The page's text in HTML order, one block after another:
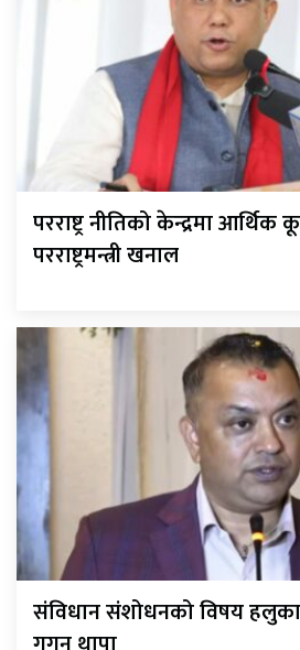
परराष्ट्र नीतिको केन्द्रमा
परराष्ट्रमन्त्री खनाल
संविधान संशोधनको विषय